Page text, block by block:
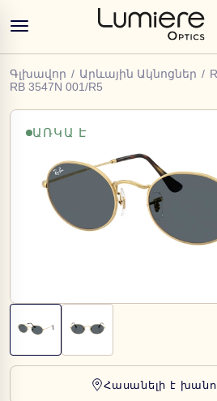
Գլխավոր / Արևային Ակնոցներ /
RB 3547N 001/R5
ԱՌԿԱ Է
Հասանելի է